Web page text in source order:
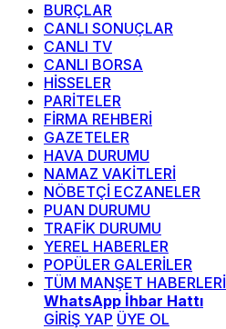
BURÇLAR
CANLI SONUÇLAR
CANLI TV
CANLI BORSA
HİSSELER
PARİTELER
FİRMA REHBERİ
GAZETELER
HAVA DURUMU
NAMAZ VAKİTLERİ
NÖBETÇİ ECZANELER
PUAN DURUMU
TRAFİK DURUMU
YEREL HABERLER
POPÜLER GALERİLER
TÜM MANŞET HABERLERİ
WhatsApp İhbar Hattı
GİRİŞ YAP ÜYE OL